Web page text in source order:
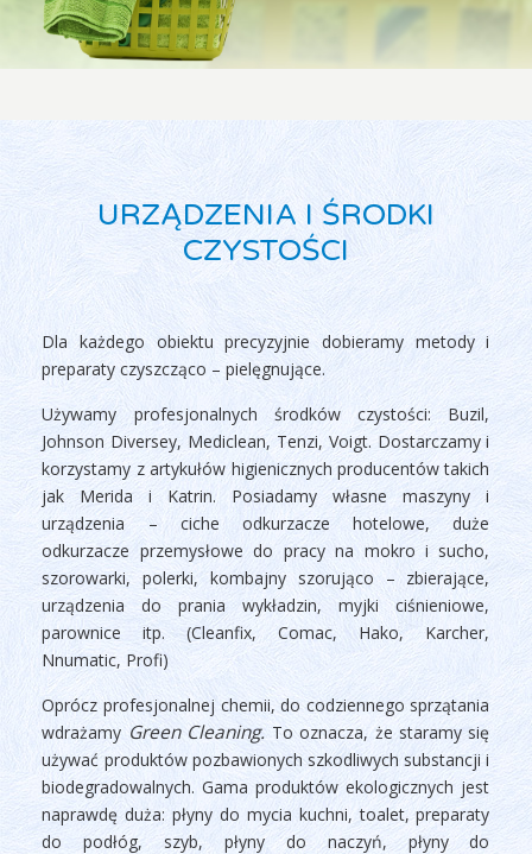
URZĄDZENIA I ŚRODKI
CZYSTOŚCI
Dla każdego obiektu precyzyjnie dobieramy metody i
preparaty czyszcząco – pielęgnujące.
Używamy profesjonalnych środków czystości: Buzil,
Johnson Diversey, Mediclean, Tenzi, Voigt. Dostarczamy i
korzystamy z artykułów higienicznych producentów takich
jak Merida i Katrin. Posiadamy własne maszyny i
urządzenia – ciche odkurzacze hotelowe, duże
odkurzacze przemysłowe do pracy na mokro i sucho,
szorowarki, polerki, kombajny szorująco – zbierające,
urządzenia do prania wykładzin, myjki ciśnieniowe,
parownice itp.(Cleanfix, Comac, Hako, Karcher,
Nnumatic, Profi)
Oprócz profesjonalnej chemii, do codziennego sprzątania
wdrażamy Green Cleaning. To oznacza, że staramy się
używać produktów pozbawionych szkodliwych substancji i
biodegradowalnych.Gama produktów ekologicznych jest
naprawdę duża: płyny do mycia kuchni, toalet, preparaty
do podłóg, szyb, płyny do naczyń, płyny do